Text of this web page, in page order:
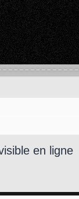
en ligne